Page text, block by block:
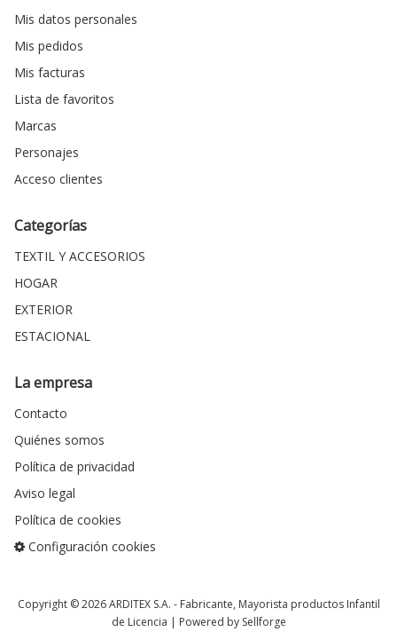
Mis datos personales
Mis pedidos
Mis facturas
Lista de favoritos
Marcas
Personajes
Acceso clientes
Categorías
TEXTIL Y ACCESORIOS
HOGAR
EXTERIOR
ESTACIONAL
La empresa
Contacto
Quiénes somos
Política de privacidad
Aviso legal
Política de cookies
Configuración cookies
Copyright © 2026ARDITEX S.A. - Fabricante, Mayorista productos Infantil
de Licencia | Powered by Sellforge